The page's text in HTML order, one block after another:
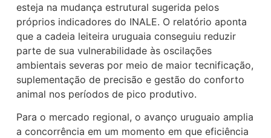
esteja na mudança estrutural sugerida pelos
próprios indicadores do INALE. O relatório aponta
que a cadeia leiteira uruguaia conseguiu reduzir
parte de sua vulnerabilidade às oscilações
ambientais severas por meio de maior tecnificação,
suplementação de precisão e gestão do conforto
animal nos períodos de pico produtivo.
Para o mercado regional, o avanço uruguaio amplia
a concorrência em um momento em que eficiência